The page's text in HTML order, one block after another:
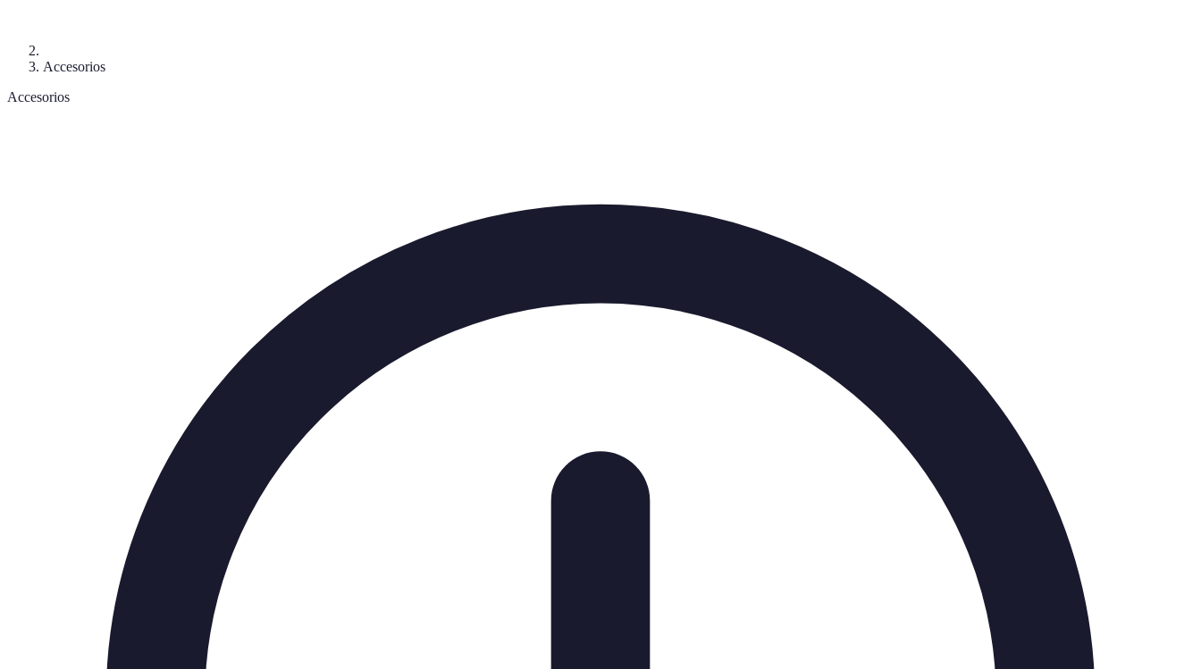
Accesorios
Accesorios